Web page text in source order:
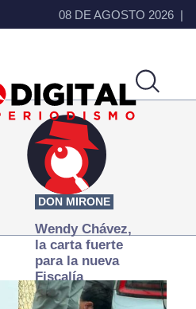
08 DE AGOSTO 2026
DON MIRONE
Wendy Chávez,
la carta fuerte
para la nueva
Fiscalía
autónoma